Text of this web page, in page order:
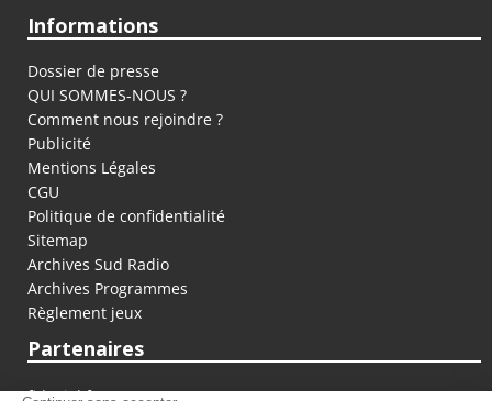
Informations
Dossier de presse
QUI SOMMES-NOUS ?
Comment nous rejoindre ?
Publicité
Mentions Légales
CGU
Politique de confidentialité
Sitemap
Archives Sud Radio
Archives Programmes
Règlement jeux
Partenaires
fiducial.fr